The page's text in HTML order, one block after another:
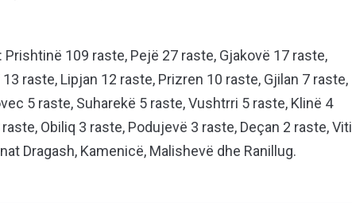
109 raste, Pejë 27 raste, Gjakovë 17 raste,
raste, Lipjan 12 raste, Prizren 10 raste, Gjilan 7 raste,
5 raste, Suharekë 5 raste, Vushtrri 5 raste, Klinë 4
Obiliq 3 raste, Podujevë 3 raste, Deçan 2 raste, Viti
Dragash, Kamenicë, Malishevë dhe Ranillug.